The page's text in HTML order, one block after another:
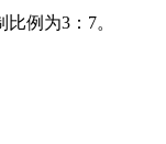
例为3：7。